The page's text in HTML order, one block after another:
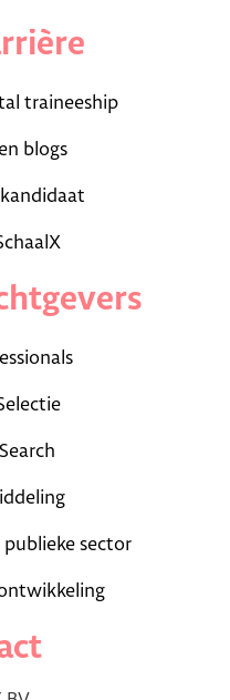
traineeship
blogs
sector